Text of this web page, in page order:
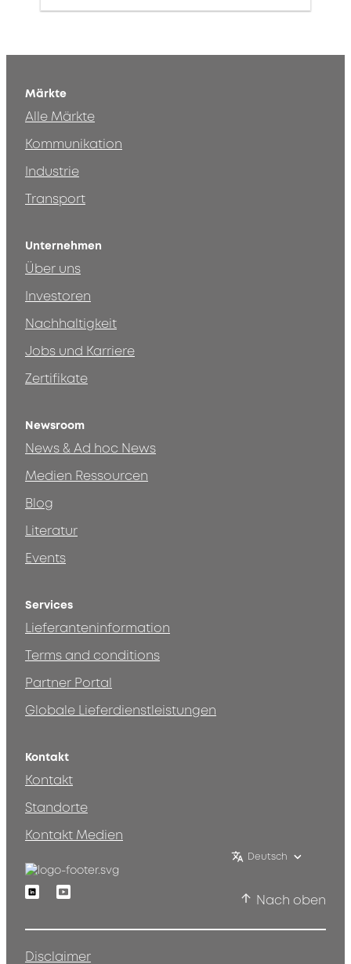
Märkte
Alle Märkte
Kommunikation
Industrie
Transport
Unternehmen
Über uns
Investoren
Nachhaltigkeit
Jobs und Karriere
Zertifikate
Newsroom
News & Ad hoc News
Medien Ressourcen
Blog
Literatur
Events
Services
Lieferanteninformation
Terms and conditions
Partner Portal
Globale Lieferdienstleistungen
Kontakt
Kontakt
Standorte
Kontakt Medien
Deutsch
LinkedinYoutube
Nach oben
Disclaimer